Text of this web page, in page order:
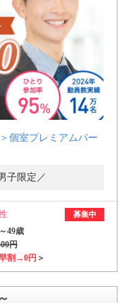
個室プレミアムパー
子限定／
募集中
49歳
円
割→0円 ＞